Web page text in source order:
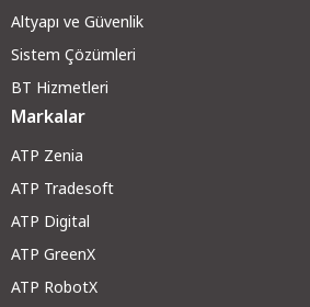
Altyapı ve Güvenlik
Sistem Çözümleri
BT Hizmetleri
Markalar
ATP Zenia
ATP Tradesoft
ATP Digital
ATP GreenX
ATP RobotX